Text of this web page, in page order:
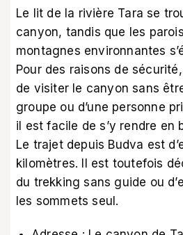
Le lit de la rivière Tara se
canyon, tandis que les
montagnes environnantes
Pour des raisons de
de visiter le canyon sans
groupe ou d’une personne
il est facile de s’y rendre en
Le trajet depuis Budva est
kilomètres. Il est toutefois
du trekking sans guide ou
les sommets seul.